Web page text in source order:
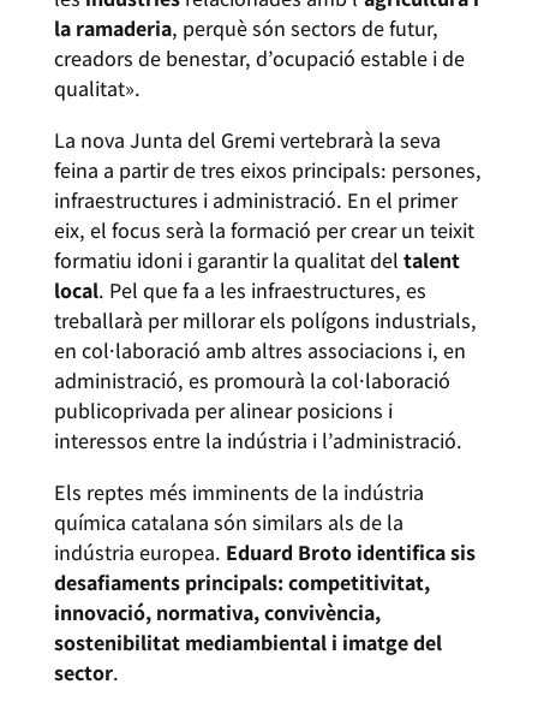
la ramaderia, perquè són sectors de futur,
creadors de benestar, d’ocupació estable i de
qualitat».
La nova Junta del Gremi vertebrarà la seva
feina a partir de tres eixos principals: persones,
infraestructures i administració. En el primer
eix, el focus serà la formació per crear un teixit
formatiu idoni i garantir la qualitat del talent
local. Pel que fa a les infraestructures, es
treballarà per millorar els polígons industrials,
en col·laboració amb altres associacions i, en
administració, es promourà la col·laboració
publicoprivada per alinear posicions i
interessos entre la indústria i l’administració.
Els reptes més imminents de la indústria
química catalana són similars als de la
indústria europea. Eduard Broto identifica sis
desafiaments principals: competitivitat,
innovació, normativa, convivència,
sostenibilitat mediambiental i imatge del
sector.